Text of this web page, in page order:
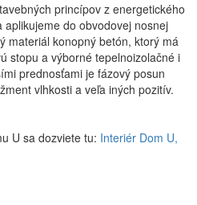
princípov z energetického
do obvodovej nosnej
materiál konopný betón, ktorý má
stopu a výborné tepelnoizolačné i
prednosťami je fázový posun
vlhkosti a veľa iných pozitív.
U sa dozviete tu: Interiér Dom U,